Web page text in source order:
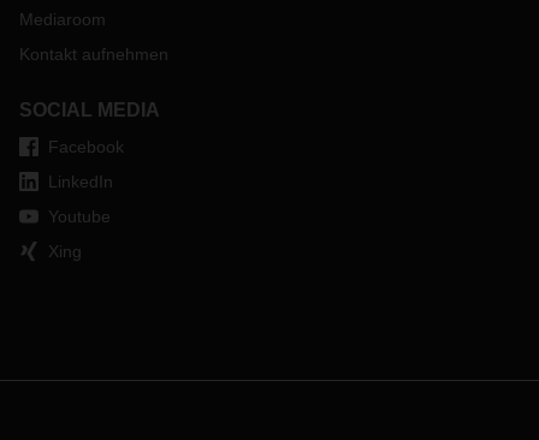
Mediaroom
Kontakt aufnehmen
SOCIAL MEDIA
Facebook
LinkedIn
Youtube
Xing